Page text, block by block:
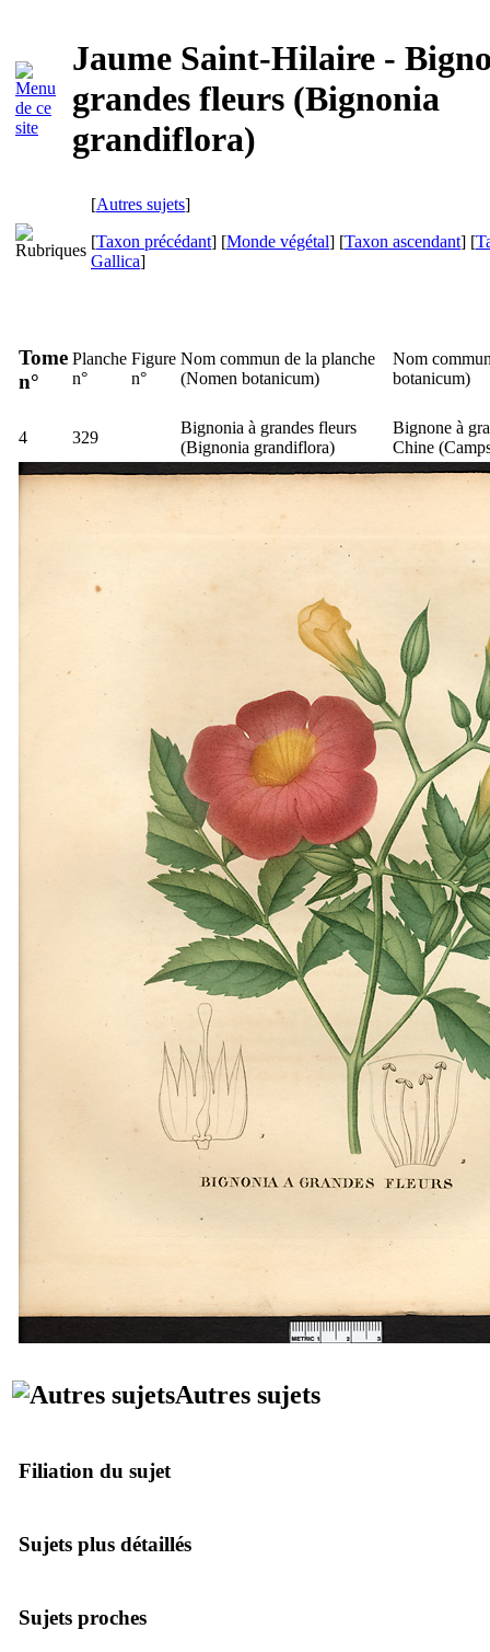
Jaume Saint-Hilaire -
grandes fleurs (Bignonia
grandiflora)
[Autres sujets]
[Taxon précédant] [Monde végétal] [Taxon ascendant] [
Gallica]
Tome
n°
Planche
n°
Figure
n°
Nom commun de la planche
(Nomen botanicum)
Nom
botanicum)
4 329
Bignonia à grandes fleurs
(Bignonia grandiflora)
Bignone à
Chine (
Autres sujets
Filiation du sujet
Sujets plus détaillés
Sujets proches